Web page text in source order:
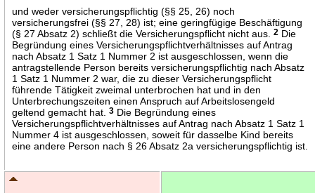
und weder versicherungspflichtig (§§ 25, 26) noch
versicherungsfrei (§§ 27, 28) ist; eine geringfügige Beschäftigung
(§ 27 Absatz 2) schließt die Versicherungspflicht nicht aus.2 Die
Begründung eines Versicherungspflichtverhältnisses auf Antrag
nach Absatz 1 Satz 1 Nummer 2 ist ausgeschlossen, wenn die
antragstellende Person bereits versicherungspflichtig nach Absatz
1 Satz 1 Nummer 2 war, die zu dieser Versicherungspflicht
führende Tätigkeit zweimal unterbrochen hat und in den
Unterbrechungszeiten einen Anspruch auf Arbeitslosengeld
geltend gemacht hat.3 Die Begründung eines
Versicherungspflichtverhältnisses auf Antrag nach Absatz 1 Satz 1
Nummer 4 ist ausgeschlossen, soweit für dasselbe Kind bereits
eine andere Person nach § 26 Absatz 2a versicherungspflichtig ist.